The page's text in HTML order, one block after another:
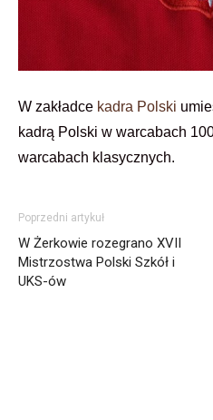
W zakładce kadra Polski
kadrą Polski w warcabach
warcabach klasycznych.
Poprzedni artykuł
W Żerkowie rozegrano XVII
Mistrzostwa Polski Szkół i
UKS-ów